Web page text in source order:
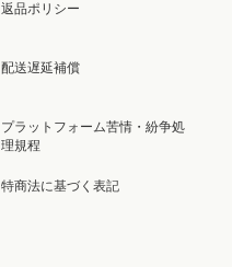
返品ポリシー
配送遅延補償
プラットフォーム苦情・紛争処
理規程
特商法に基づく表記